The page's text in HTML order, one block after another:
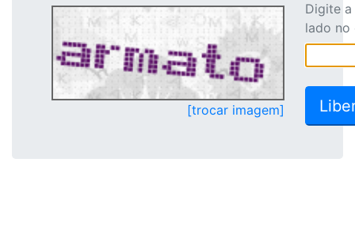
[trocar imagem]
Digite
lado no